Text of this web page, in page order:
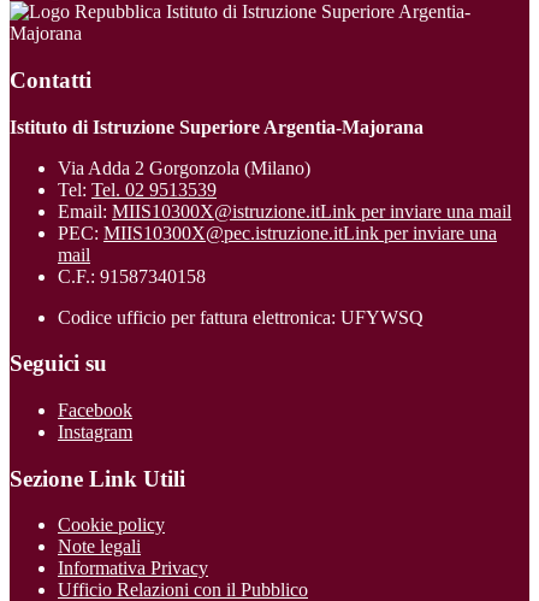
Istituto di Istruzione Superiore Argentia-
Majorana
Contatti
Istituto di Istruzione Superiore Argentia-Majorana
Via Adda 2 Gorgonzola (Milano)
Tel: Tel. 02 9513539
Email: MIIS10300X@istruzione.itLink per inviare una mail
PEC: MIIS10300X@pec.istruzione.itLink per inviare una
mail
C.F.: 91587340158
Codice ufficio per fattura elettronica: UFYWSQ
Seguici su
Facebook
Instagram
Sezione Link Utili
Cookie policy
Note legali
Informativa Privacy
Ufficio Relazioni con il Pubblico